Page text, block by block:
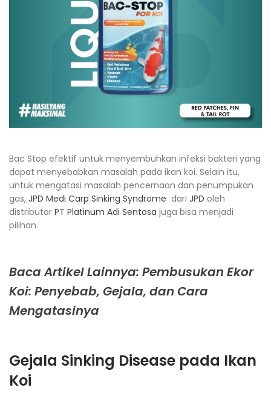
Bac Stop efektif untuk menyembuhkan infeksi bakteri yang
dapat menyebabkan masalah pada ikan koi. Selain itu,
untuk mengatasi masalah pencernaan dan penumpukan
gas, JPD Medi Carp Sinking Syndrome dari JPD oleh
distributor PT Platinum Adi Sentosa juga bisa menjadi
pilihan.
Baca Artikel Lainnya: Pembusukan Ekor
Koi: Penyebab, Gejala, dan Cara
Mengatasinya
Gejala Sinking Disease pada Ikan
Koi